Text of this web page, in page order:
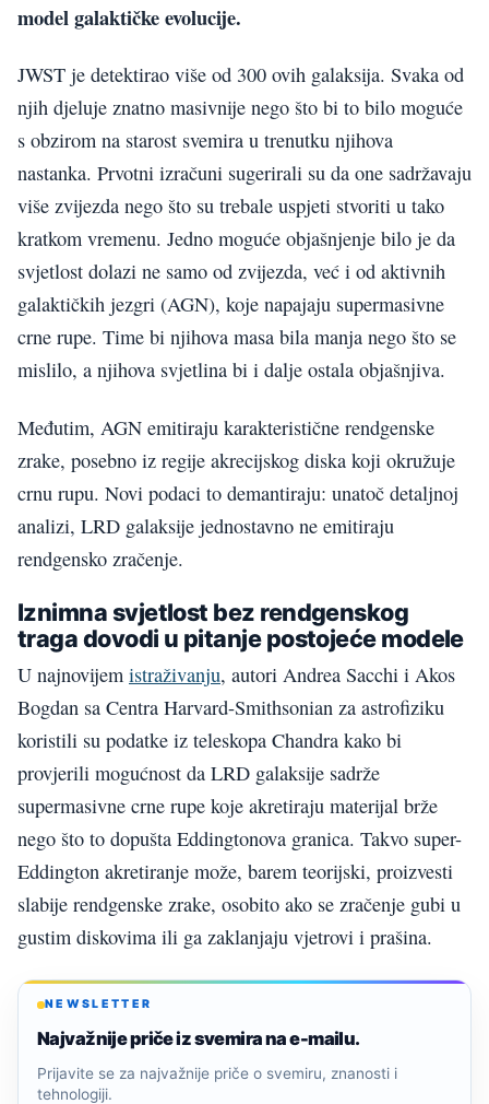
model galaktičke evolucije.
JWST je detektirao više od 300 ovih galaksija. Svaka od
njih djeluje znatno masivnije nego što bi to bilo moguće
s obzirom na starost svemira u trenutku njihova
nastanka. Prvotni izračuni sugerirali su da one sadržavaju
više zvijezda nego što su trebale uspjeti stvoriti u tako
kratkom vremenu. Jedno moguće objašnjenje bilo je da
svjetlost dolazi ne samo od zvijezda, već i od aktivnih
galaktičkih jezgri (AGN), koje napajaju supermasivne
crne rupe. Time bi njihova masa bila manja nego što se
mislilo, a njihova svjetlina bi i dalje ostala objašnjiva.
Međutim, AGN emitiraju karakteristične rendgenske
zrake, posebno iz regije akrecijskog diska koji okružuje
crnu rupu. Novi podaci to demantiraju: unatoč detaljnoj
analizi, LRD galaksije jednostavno ne emitiraju
rendgensko zračenje.
Iznimna svjetlost bez rendgenskog
traga dovodi u pitanje postojeće modele
U najnovijem istraživanju, autori Andrea Sacchi i Akos
Bogdan sa Centra Harvard-Smithsonian za astrofiziku
koristili su podatke iz teleskopa Chandra kako bi
provjerili mogućnost da LRD galaksije sadrže
supermasivne crne rupe koje akretiraju materijal brže
nego što to dopušta Eddingtonova granica. Takvo super-
Eddington akretiranje može, barem teorijski, proizvesti
slabije rendgenske zrake, osobito ako se zračenje gubi u
gustim diskovima ili ga zaklanjaju vjetrovi i prašina.
NEWSLETTER
Najvažnije priče iz svemira na e-mailu.
Prijavite se za najvažnije priče o svemiru, znanosti i
tehnologiji.